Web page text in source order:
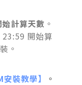
計算天數 。
開始算
。
裝教學】
。